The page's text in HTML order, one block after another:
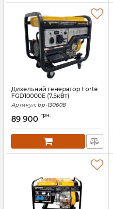
Дизельний генератор Forte
FGD10000E (7.5кВт)
Артикул: bp-130608
89 900 грн.